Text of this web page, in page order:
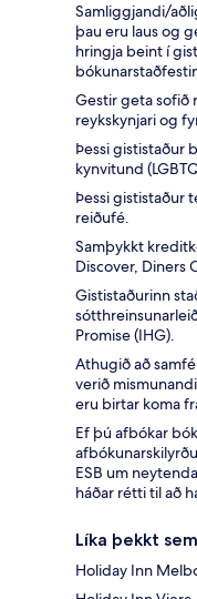
Samliggjandi/
þau eru laus og
hringja beint í
Gestir geta sofið
reykskynjari og
Þessi gististaður
kynvitund
Þessi gististaður
reiðufé.
Samþykkt
Discover, Diners
Gististaðurinn
Promise (IHG).
Athugið að
verið
eru birtar koma
Ef þú afbókar
ESB um
háðar rétti til að
Líka þekkt sem
Holiday Inn